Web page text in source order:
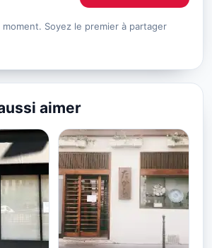
Soyez le premier à partager
aimer